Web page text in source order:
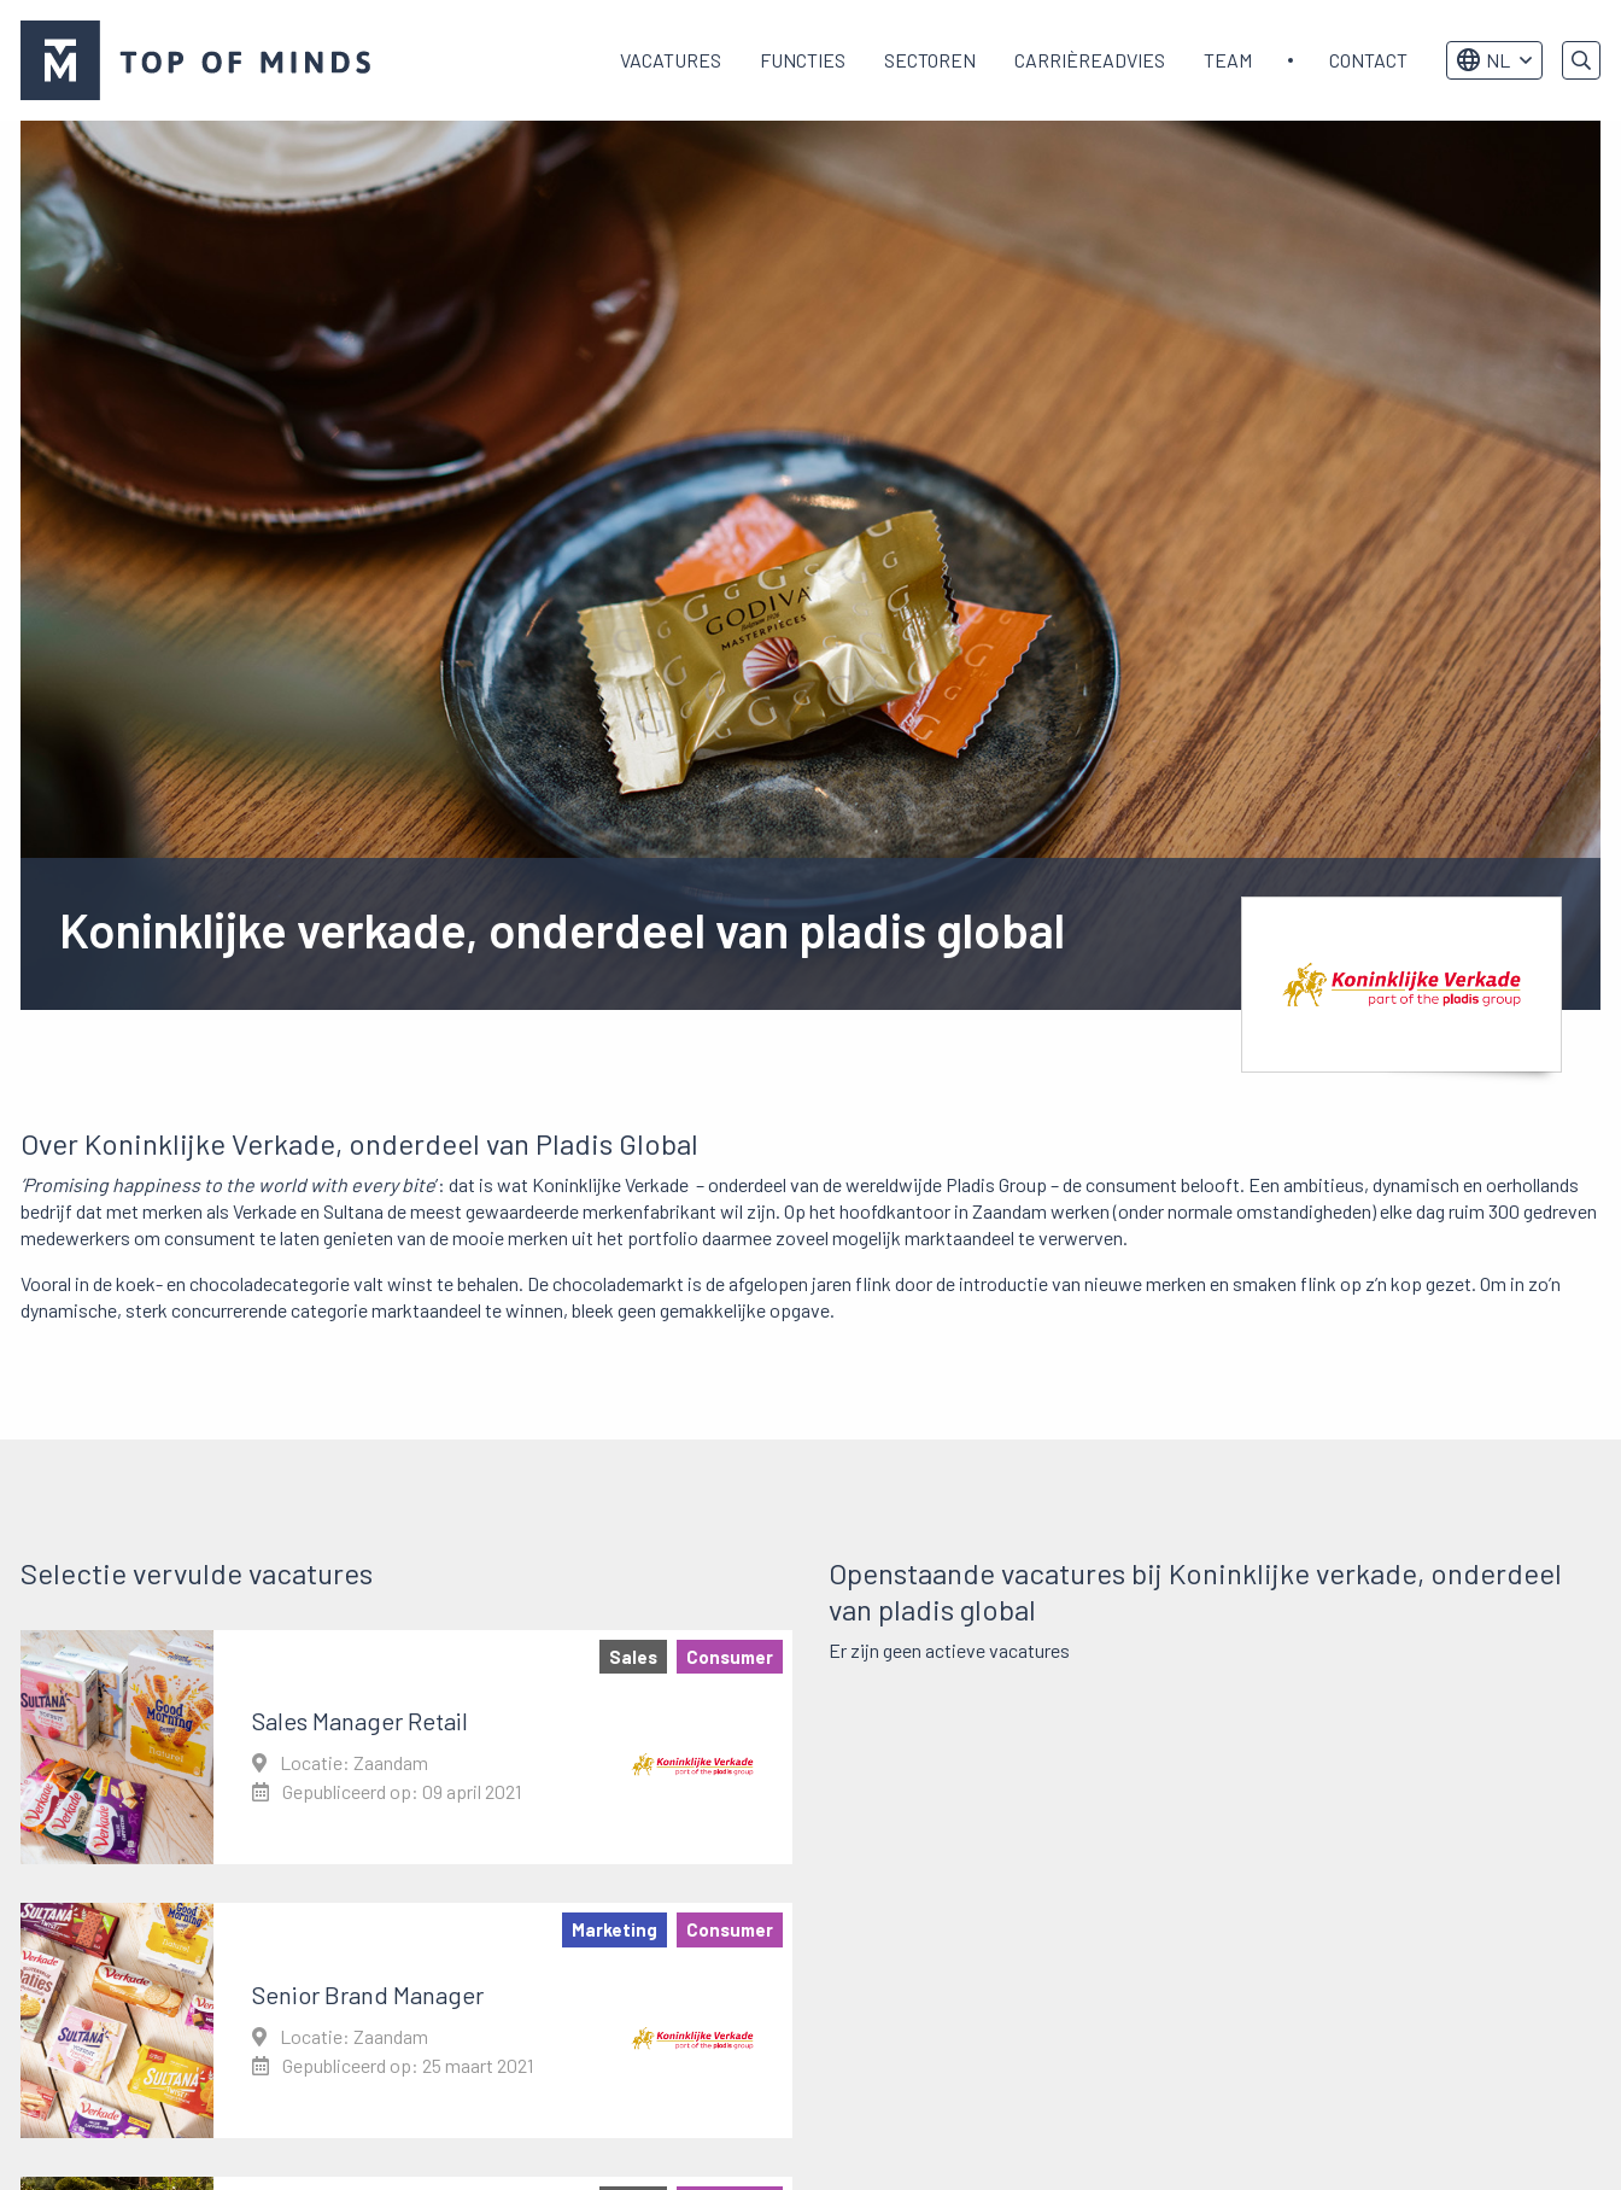
logo
VACATURES FUNCTIES SECTOREN CARRIÈREADVIES TEAM CONTACT NL
Koninklijke verkade, onderdeel van pladis global
Over Koninklijke Verkade, onderdeel van Pladis Global
’Promising happiness to the world with every bite’: dat is wat Koninklijke Verkade – onderdeel van de wereldwijde Pladis Group – de consument belooft. Een ambitieus, dynamisch en oerhollands
bedrijf dat met merken als Verkade en Sultana de meest gewaardeerde merkenfabrikant wil zijn. Op het hoofdkantoor in Zaandam werken (onder normale omstandigheden) elke dag ruim 300 gedreven
medewerkers om consument te laten genieten van de mooie merken uit het portfolio daarmee zoveel mogelijk marktaandeel te verwerven.
Vooral in de koek- en chocoladecategorie valt winst te behalen. De chocolademarkt is de afgelopen jaren flink door de introductie van nieuwe merken en smaken flink op z’n kop gezet. Om in zo’n
dynamische, sterk concurrerende categorie marktaandeel te winnen, bleek geen gemakkelijke opgave.
Selectie vervulde vacatures
Sales Consumer
Sales Manager Retail
Locatie: Zaandam
Gepubliceerd op: 09 april 2021
Marketing Consumer
Senior Brand Manager
Locatie: Zaandam
Gepubliceerd op: 25 maart 2021
Openstaande vacatures bij Koninklijke verkade, onderdeel
van pladis global
Er zijn geen actieve vacatures